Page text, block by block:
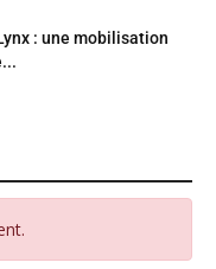
: une mobilisation